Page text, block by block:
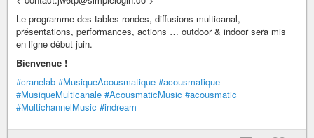
Le programme des tables rondes, diffusions multicanal,
présentations, performances, actions … outdoor & indoor sera mis
en ligne début juin.
Bienvenue !
#cranelab #MusiqueAcousmatique #acousmatique
#MusiqueMulticanale #AcousmaticMusic #acousmatic
#MultichannelMusic #indream